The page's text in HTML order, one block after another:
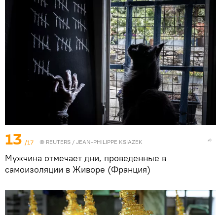
13 /17 © REUTERS / JEAN-PHILIPPE KSIAZEK
Мужчина отмечает дни, проведенные в
самоизоляции в Живоре (Франция)